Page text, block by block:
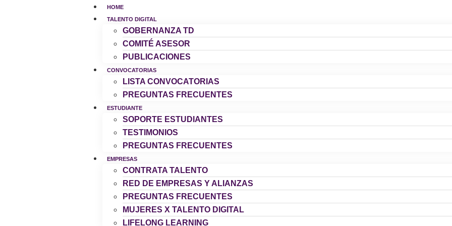
HOME
TALENTO DIGITAL
GOBERNANZA TD
COMITÉ ASESOR
PUBLICACIONES
CONVOCATORIAS
LISTA CONVOCATORIAS
PREGUNTAS FRECUENTES
ESTUDIANTE
SOPORTE ESTUDIANTES
TESTIMONIOS
PREGUNTAS FRECUENTES
EMPRESAS
CONTRATA TALENTO
RED DE EMPRESAS Y ALIANZAS
PREGUNTAS FRECUENTES
MUJERES X TALENTO DIGITAL
LIFELONG LEARNING